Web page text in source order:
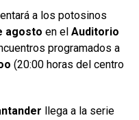
a los potosinos
agosto en el Auditorio
programados a
(20:00 horas del centro
llega a la serie